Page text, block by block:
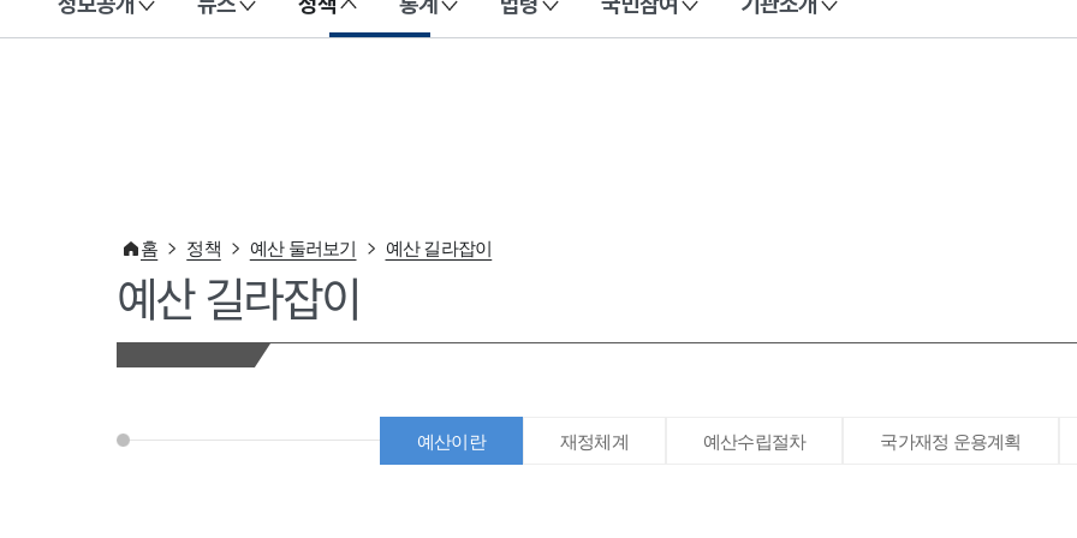
이 누리집은 대한민국 공식 전자정부 누리집입니다.
홈 정책 예산 둘러보기 예산 길라잡이
예산 길라잡이
예산이란 재정체계 예산수립절차 국가재정 운용계획